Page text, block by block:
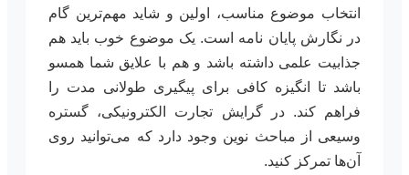
انتخاب موضوع مناسب، اولین و شاید مهم‌ترین گام
در نگارش پایان نامه است. یک موضوع خوب باید هم
جذابیت علمی داشته باشد و هم با علایق شما همسو
باشد تا انگیزه کافی برای پیگیری طولانی مدت را
فراهم کند. در گرایش تجارت الکترونیکی، گستره
وسیعی از مباحث نوین وجود دارد که می‌توانید روی
آن‌ها تمرکز کنید.